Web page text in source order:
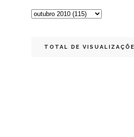
TOTAL DE